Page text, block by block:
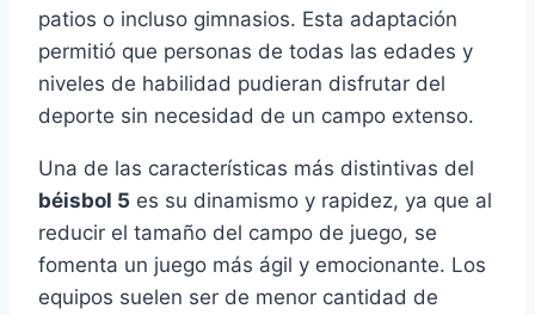
patios o incluso gimnasios. Esta adaptación
permitió que personas de todas las edades y
niveles de habilidad pudieran disfrutar del
deporte sin necesidad de un campo extenso.
Una de las características más distintivas del
béisbol 5 es su dinamismo y rapidez, ya que al
reducir el tamaño del campo de juego, se
fomenta un juego más ágil y emocionante. Los
equipos suelen ser de menor cantidad de